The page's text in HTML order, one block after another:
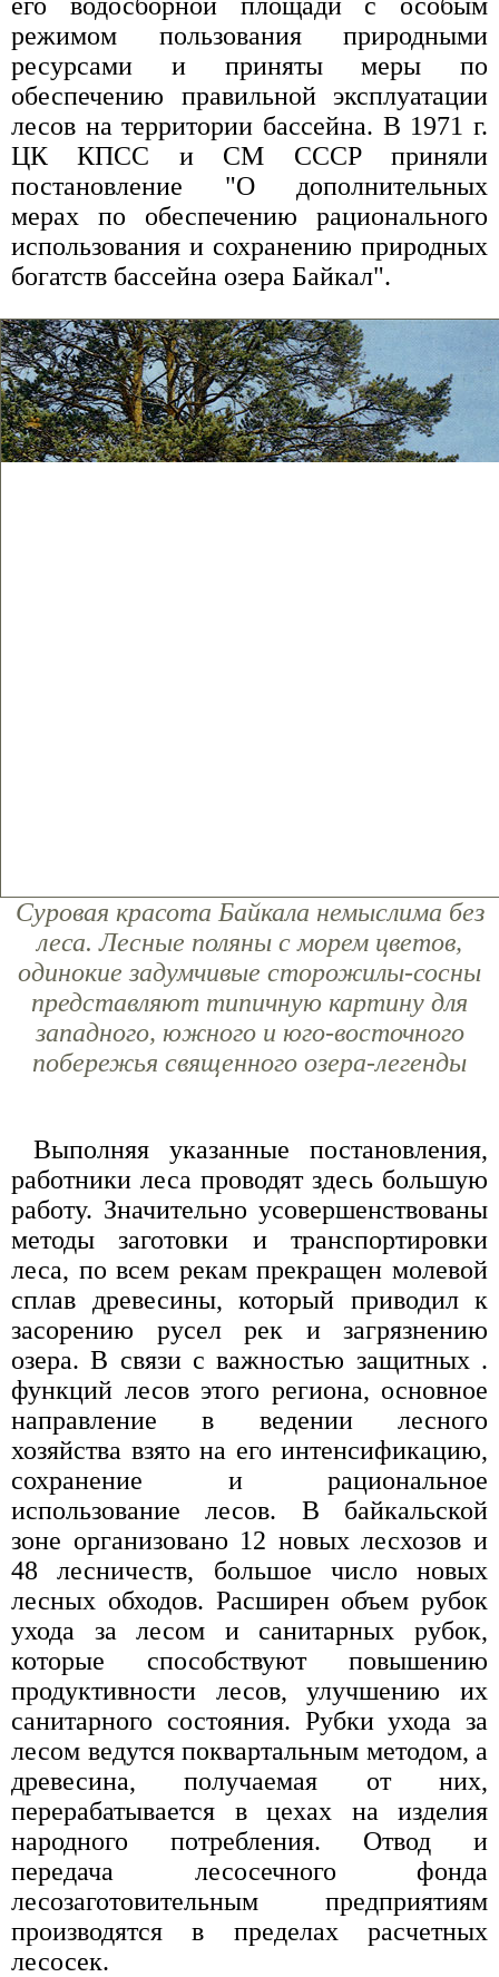
режимом пользования природными
ресурсами и приняты меры по
обеспечению правильной эксплуатации
лесов на территории бассейна. В 1971 г.
ЦК КПСС и СМ СССР приняли
постановление "О дополнительных
мерах по обеспечению рационального
использования и сохранению природных
богатств бассейна озера Байкал".
Суровая красота Байкала немыслима без
леса. Лесные поляны с морем цветов,
одинокие задумчивые сторожилы-сосны
представляют типичную картину для
западного, южного и юго-восточного
побережья священного озера-легенды
Выполняя указанные постановления,
работники леса проводят здесь большую
работу. Значительно усовершенствованы
методы заготовки и транспортировки
леса, по всем рекам прекращен молевой
сплав древесины, который приводил к
засорению русел рек и загрязнению
озера. В связи с важностью защитных .
функций лесов этого региона, основное
направление в ведении лесного
хозяйства взято на его интенсификацию,
сохранение и рациональное
использование лесов. В байкальской
зоне организовано 12 новых лесхозов и
48 лесничеств, большое число новых
лесных обходов. Расширен объем рубок
ухода за лесом и санитарных рубок,
которые способствуют повышению
продуктивности лесов, улучшению их
санитарного состояния. Рубки ухода за
лесом ведутся поквартальным методом, а
древесина, получаемая от них,
перерабатывается в цехах на изделия
народного потребления. Отвод и
передача лесосечного фонда
лесозаготовительным предприятиям
производятся в пределах расчетных
лесосек.